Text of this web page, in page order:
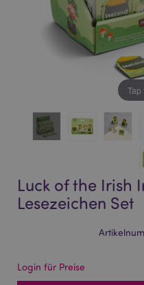
Tap
Luck of the Irish
Lesezeichen Set
Login für Preise